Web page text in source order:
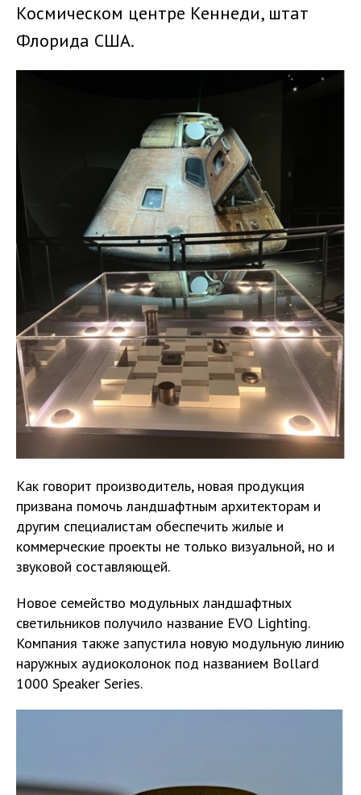
Космическом центре Кеннеди, штат
Флорида США.
Как говорит производитель, новая продукция
призвана помочь ландшафтным архитекторам и
другим специалистам обеспечить жилые и
коммерческие проекты не только визуальной, но и
звуковой составляющей.
Новое семейство модульных ландшафтных
светильников получило название EVO Lighting.
Компания также запустила новую модульную линию
наружных аудиоколонок под названием Bollard
1000 Speaker Series.